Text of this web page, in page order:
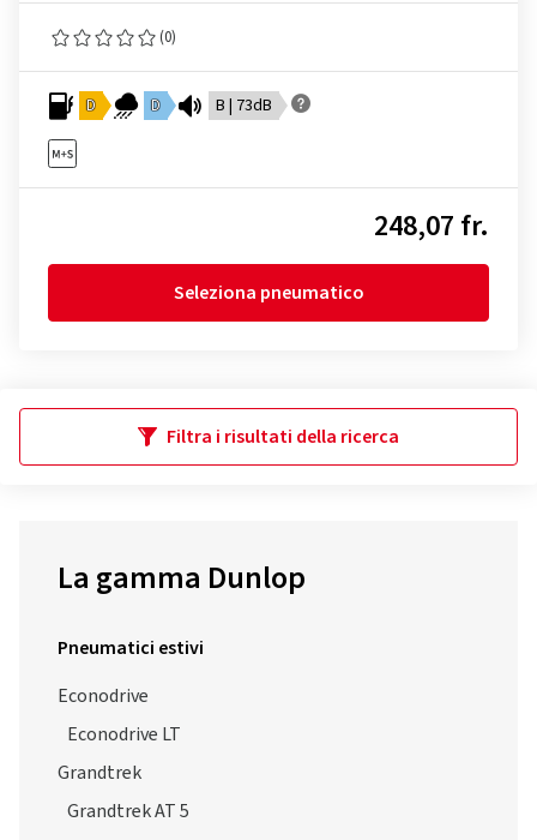
(0)
D D B | 73dB
248,07 fr.
Seleziona pneumatico
Filtra i risultati della ricerca
La gamma Dunlop
Pneumatici estivi
Econodrive
Econodrive LT
Grandtrek
Grandtrek AT 5